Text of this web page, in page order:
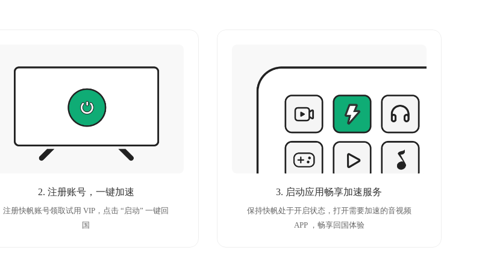
2. 注册账号，一键加速
注册快帆账号领取试用 VIP，点击 “启动” 一键回
国
3. 启动应用畅享加速服务
保持快帆处于开启状态，打开需要加速的音视频
APP ，畅享回国体验